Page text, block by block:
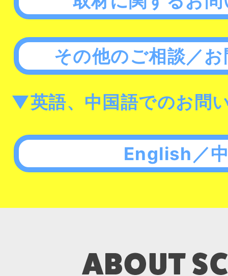
その他のご相談／
▼英語、中国語でのお問
English／